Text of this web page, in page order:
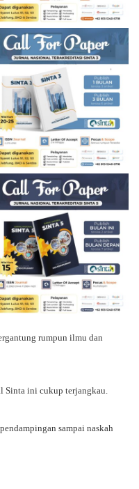
rumpun ilmu dan
ini cukup terjangkau.
sampai naskah